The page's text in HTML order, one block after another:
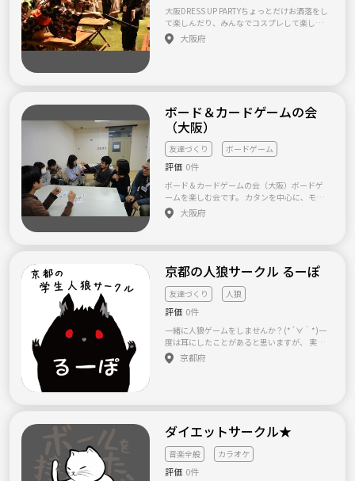
バーもはじめは一人から始まってますので、
フレッシュにサークル仲間だけで知り合える
環境を作っております!! ご参加は下記HPのお
問い合わせフォームからお願いします。 (つな
gleで「グルメサークルVista」を検索くださ
い) 2021年はコロナの状況で開催はしたりし
なかったりになると思いますが、メンバー募
集自体は常に行っておりますので、多くのご
連絡お待ちしてます^^
大阪DRESS UP PARTYちょっとだけお洒落をし
て楽しんだり、みんなでコスプレして楽しん
だり、非日常空間をみんなで共有するパーテ
ィーです！ドレスアップパーティーのコンセ
大阪府
ボード＆カードゲームの会
（大阪）
友達づくり ボードゲーム
評価 0件
ボード＆カードゲームの会（大阪）ボードゲ
ームを楽しむ会です。 カタンを中心に、モノ
ポリーや大富豪などのトランプゲームをしま
す。 ボードゲームの種類をしぼり、できるだ
に参加できる会です。 2018年10月から月１回
ペースで会を開く予定です。 純粋にボードゲ
ームを楽しみたい方、ぜひ、ご参加くださ
い。 ※ナンパ、勧誘等を目的とした方のご参
加はお断りしています。 ※大人の居場所を作
ることを目的に活動しているアットホームの
活動の一つです。 【サークル設立の想い】 ボ
ードゲームが好きな人が集まり、 純粋にボー
ドゲームを楽しむ会を作ることが目的です。
大阪府
京都の人狼サークル るーぽ
友達づくり 人狼
評価 0件
一緒に人狼ゲームをしませんか？(*´∀｀*)一
度は耳にしたことがあると思いますが、 実際
にやったことはありますか？ ある村にひそむ
人に化けた狼を、 トークにより見つけ出すゲ
ろには、あら不思議！ きっとみんなと仲良く
なってますよ＾＾ ●開催場所 主に京都市周辺
（出町柳近くの公民館、飲食店etc） ●活動内
容 みんなでわいわいゆったりと人狼をしまし
ょう！ 本格的な人狼というより、みんなでの
京都府
ダイエットサークル★
音楽全般 カラオケ
評価 0件